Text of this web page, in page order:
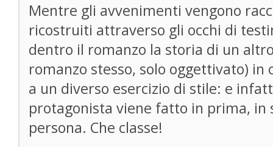
Mentre gli avvenimenti vengono
ricostruiti attraverso gli occhi di
dentro il romanzo la storia di un
romanzo stesso, solo oggettivato)
a un diverso esercizio di stile: e
protagonista viene fatto in prima, in
persona. Che classe!